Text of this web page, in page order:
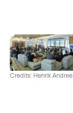
Credits: Henrik Andree